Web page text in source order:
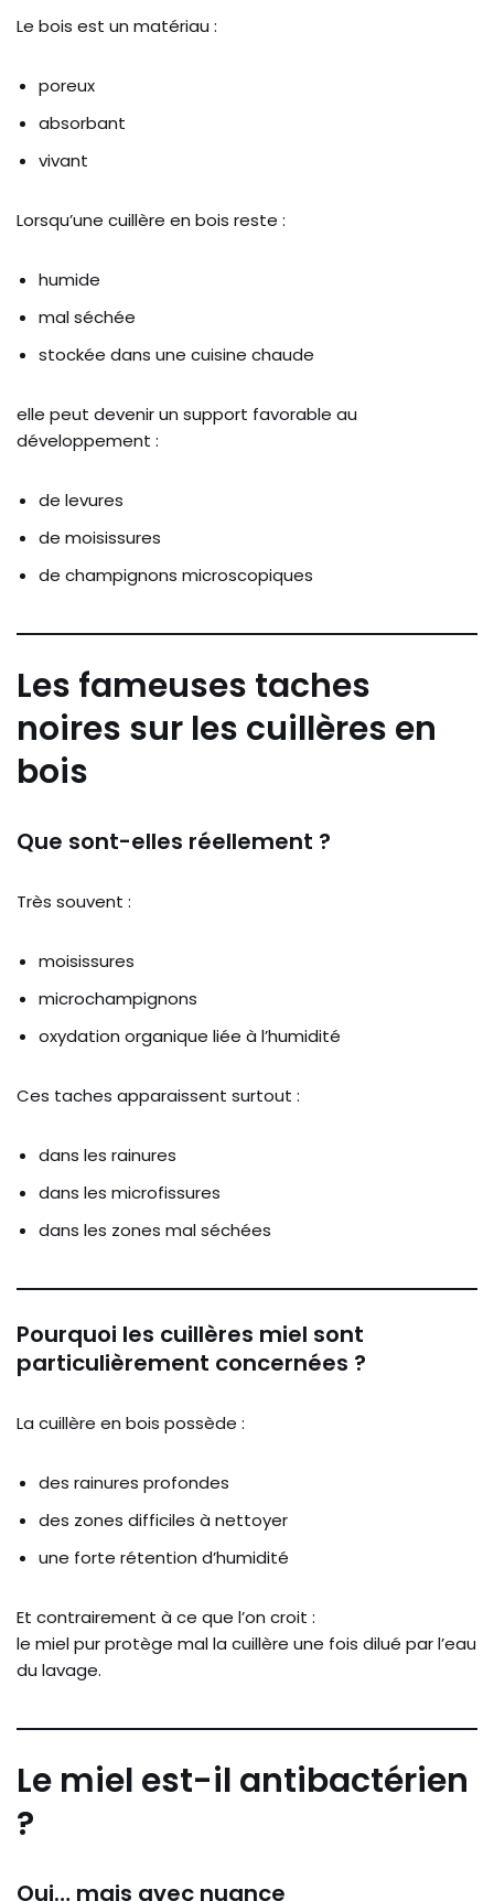
Le bois est un matériau :
poreux
absorbant
vivant
Lorsqu’une cuillère en bois reste :
humide
mal séchée
stockée dans une cuisine chaude
elle peut devenir un support favorable au
développement :
de levures
de moisissures
de champignons microscopiques
Les fameuses taches
noires sur les cuillères en
bois
Que sont-elles réellement ?
Très souvent :
moisissures
microchampignons
oxydation organique liée à l’humidité
Ces taches apparaissent surtout :
dans les rainures
dans les microfissures
dans les zones mal séchées
Pourquoi les cuillères miel sont
particulièrement concernées ?
La cuillère en bois possède :
des rainures profondes
des zones difficiles à nettoyer
une forte rétention d’humidité
Et contrairement à ce que l’on croit :
le miel pur protège mal la cuillère une fois dilué par l’eau
du lavage.
Le miel est-il antibactérien
?
Oui… mais avec nuance